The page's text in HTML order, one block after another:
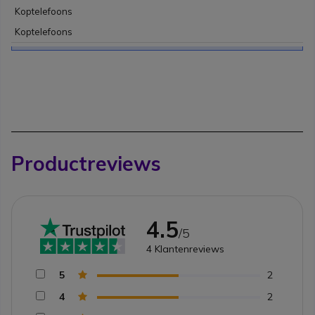
Koptelefoons
Koptelefoons
Productreviews
4.5/5
4 Klantenreviews
5
2
4
2